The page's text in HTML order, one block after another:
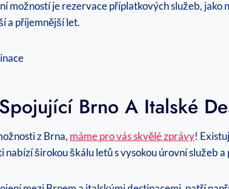
možností je rezervace příplatkových služeb,
a příjemnější let.
Brno A Italské
z Brna, máme pro vás skvělé zprávy!
širokou škálu letů s vysokou úrovní služeb